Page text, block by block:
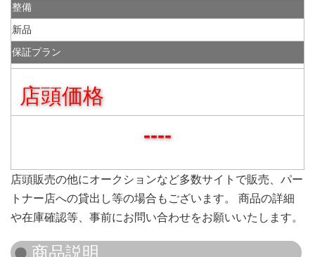
整備
新品
保証プラン
店頭価格
----
店頭販売の他にオークションなど多数サイトで販売、パー
トナー店への貸出し等の場合もございます。 商品の詳細
や在庫確認等、事前にお問い合わせをお願いいたします。